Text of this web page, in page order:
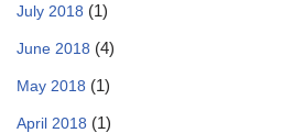
July 2018 (1)
June 2018 (4)
May 2018 (1)
April 2018 (1)